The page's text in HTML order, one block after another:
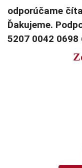
odporúčame
Ďakujeme.
5207 0042 0698